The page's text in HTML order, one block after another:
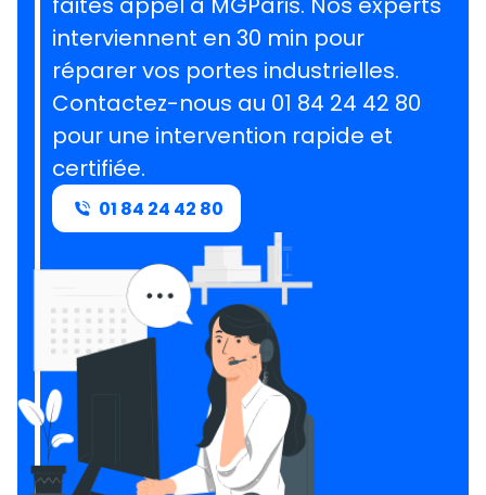
interviennent en 30 min pour
réparer vos portes industrielles.
Contactez-nous au 01 84 24 42 80
pour une intervention rapide et
certifiée.
01 84 24 42 80